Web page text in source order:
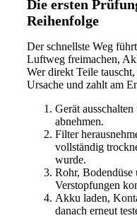
Die ersten
Reihenfolge
Der schnellste Weg
Luftweg freimachen,
Wer direkt Teile
Ursache und zahlt am
Gerät
abnehmen.
Filter
vollständig
wurde.
Rohr,
Verstopfungen
Akku laden,
danach erneut